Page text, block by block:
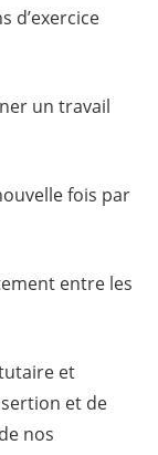
d’exercice
un travail
fois par
entre les
et
et de
nos